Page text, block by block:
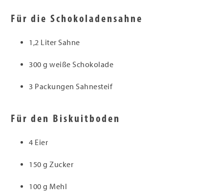
Für die Schokoladensahne
1,2 Liter Sahne
300 g weiße Schokolade
3 Packungen Sahnesteif
Für den Biskuitboden
4 Eier
150 g Zucker
100 g Mehl